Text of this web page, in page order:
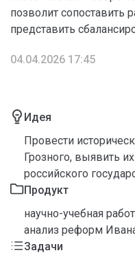
позволит сопоставить
представить
04.04.2026 17:45
Идея
Провести
Грозного, выявить
российского
Продукт
научно-учебная
анализ реформ
Задачи